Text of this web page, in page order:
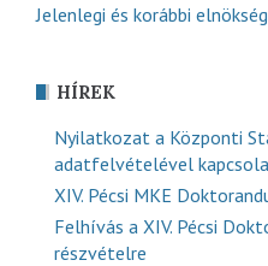
Jelenlegi és korábbi
HÍREK
Nyilatkozat a Központi
adatfelvételével
XIV. Pécsi MKE
Felhívás a XIV. Pécsi
részvételre